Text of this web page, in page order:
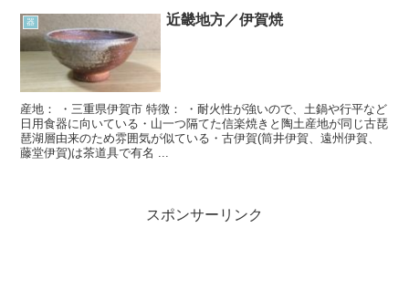
器 近畿地方／伊賀焼
産地： ・三重県伊賀市 特徴： ・耐火性が強いので、土鍋や行平など
日用食器に向いている・山一つ隔てた信楽焼きと陶土産地が同じ古琵
琶湖層由来のため雰囲気が似ている・古伊賀(筒井伊賀、遠州伊賀、
藤堂伊賀)は茶道具で有名 ...
スポンサーリンク